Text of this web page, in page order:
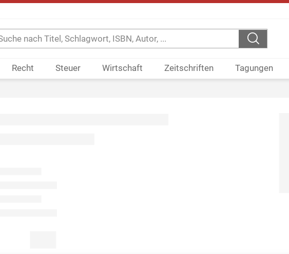
Recht Steuer Wirtschaft Zeitschriften Tagungen